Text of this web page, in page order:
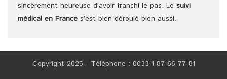
sincèrement heureuse d’avoir franchi le pas. Le suivi
médical en France s’est bien déroulé bien aussi.
Copyright 2025 - Téléphone : 0033 1 87 66 77 81